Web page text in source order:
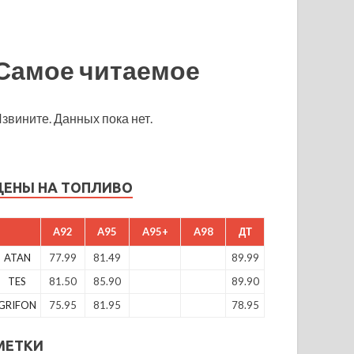
читаемое
Данных пока нет.
НА ТОПЛИВО
A92 A95 A95+ A98 ДТ
ATAN 77.99 81.49
89.99
TES
81.50 85.90
89.90
75.95 81.95 78.95